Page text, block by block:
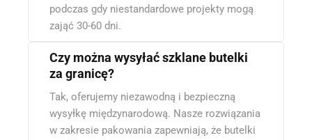
podczas gdy niestandardowe projekty mogą
zająć 30-60 dni.
Czy można wysyłać szklane butelki
za granicę?
Tak, oferujemy niezawodną i bezpieczną
wysyłkę międzynarodową. Nasze rozwiązania
w zakresie pakowania zapewniają, że butelki